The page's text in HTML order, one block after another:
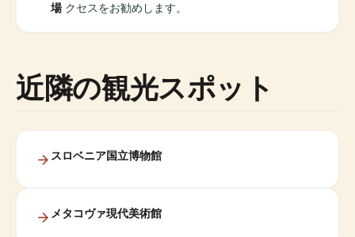
場 クセスをお勧めします。
近隣の観光スポット
スロベニア国立博物館
メタコヴァ現代美術館